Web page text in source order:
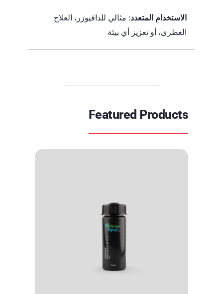
الاستخدام المتعدد: مثالي للدافيوزر، العلاج
العطري، أو تعزيز أي بيئة
Featured Products